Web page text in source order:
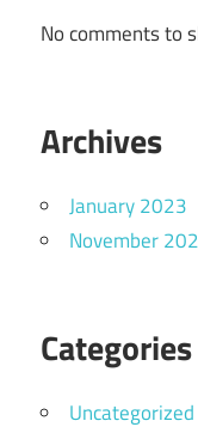
No comments to
Archives
January 2023
November
Categories
Uncategorized